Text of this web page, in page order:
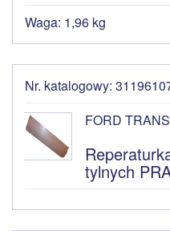
Waga: 1,96 kg
Nr. katalogowy:
FORD
tylnych